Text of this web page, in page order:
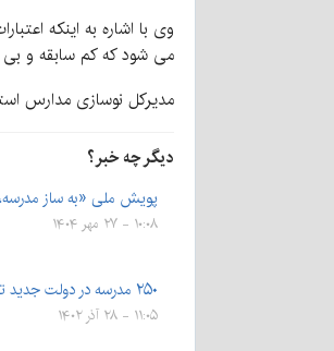
می شود که کم سابقه و
مدیرکل نوسازی مدارس
دیگر چه خبر؟
پویش ملی «به ساز
۱۰:۰۸ - ۲۷ مهر ۱۴۰۴
۲۵۰ مدرسه در دولت جدید تکمیل و تحویل داده شده است
۱۱:۰۵ - ۲۸ آذر ۱۴۰۲